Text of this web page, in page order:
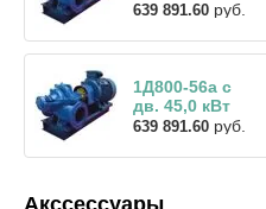
639 891.60 руб.
1Д800-56а с
дв. 45,0 кВт
639 891.60 руб.
Акссессуары